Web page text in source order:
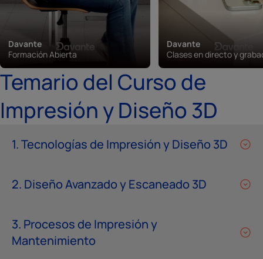
Davante
Formación Abierta
Davante
Clases en directo y
Temario del Curso de
Impresión y Diseño 3D
1. Tecnologías de Impresión y Diseño 3D
2. Diseño Avanzado y Escaneado 3D
3. Procesos de Impresión y
Mantenimiento